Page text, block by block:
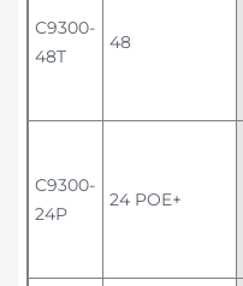
C9300-
48T
48
C9300-
24P
24 POE+